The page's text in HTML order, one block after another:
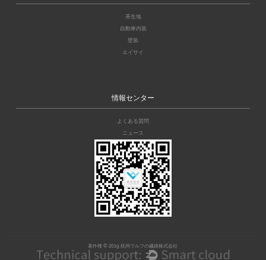
革生地
自動車内装
壁装
エイサイ
情報センター
よくある質問
ニュース
著作権 © 2019 杭州ウルフの繊維株式会社